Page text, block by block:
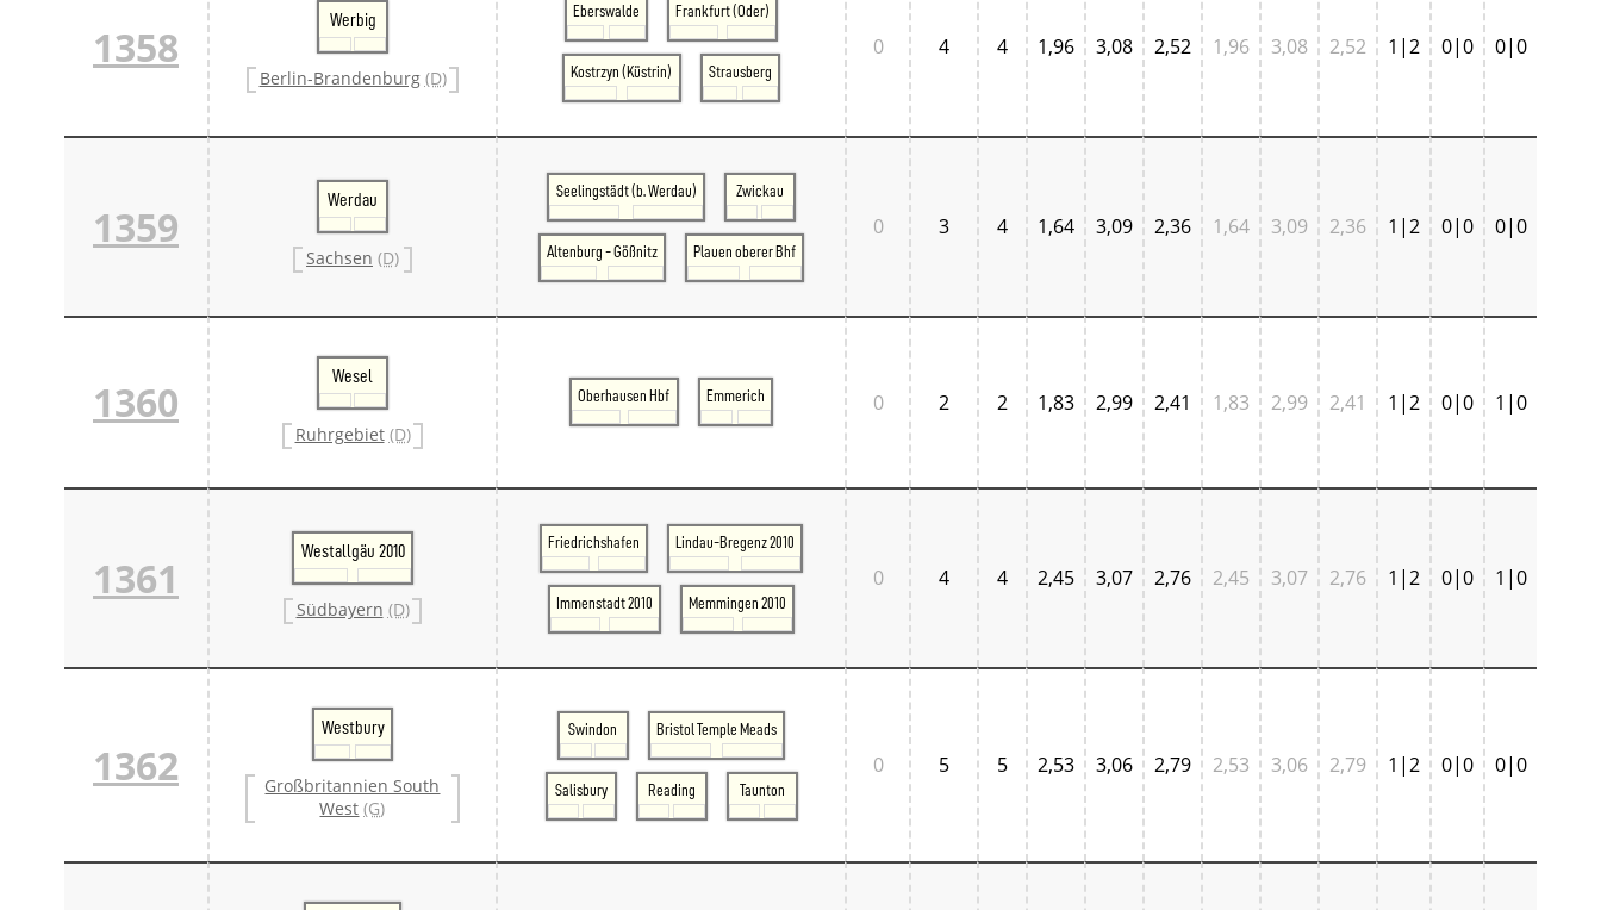
1358
Werbig
Berlin-Brandenburg (D)
Eberswalde Frankfurt (Oder)
Kostrzyn (Küstrin) Strausberg
0 4 4 1,96 3,08 2,52 1,96 3,08 2,52 1|2 0|0 0|0
1359
Werdau
Sachsen (D)
Seelingstädt (b. Werdau) Zwickau
Altenburg - Gößnitz Plauen oberer Bhf
0 3 4 1,64 3,09 2,36 1,64 3,09 2,36 1|2 0|0 0|0
1360
Wesel
Ruhrgebiet (D)
Oberhausen Hbf Emmerich 0 2 2 1,83 2,99 2,41 1,83 2,99 2,41 1|2 0|0 1|0
1361
Westallgäu 2010
Südbayern (D)
Friedrichshafen Lindau-Bregenz 2010
Immenstadt 2010 Memmingen 2010
0 4 4 2,45 3,07 2,76 2,45 3,07 2,76 1|2 0|0 1|0
1362
Westbury
Großbritannien South
West (G)
Swindon Bristol Temple Meads
Salisbury Reading Taunton
0 5 5 2,53 3,06 2,79 2,53 3,06 2,79 1|2 0|0 0|0